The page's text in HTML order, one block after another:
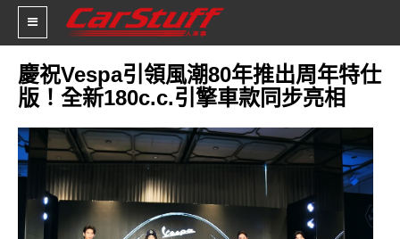
新車價格
車市新聞
賽車新聞
汽車改裝
慶祝Vespa引領風潮80年推出周年特仕
版！全新180c.c.引擎車款同步亮相